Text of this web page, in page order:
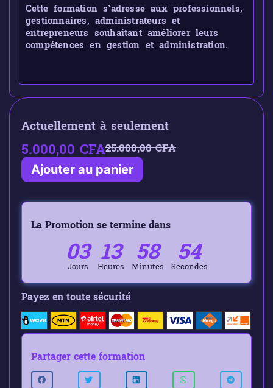
Cette formation s’adresse aux professionnels,
gestionnaires, administrateurs et
entrepreneurs souhaitant améliorer leurs
compétences en gestion et administration.
Actuellement à seulement
5.000,00CFA25.000,00CFA
Ajouter au panier
La Promotion se termine dans
03
Jours 13
Heures 58
Minutes 53
Secondes
Payez en toute sécurité
Partager cette formation